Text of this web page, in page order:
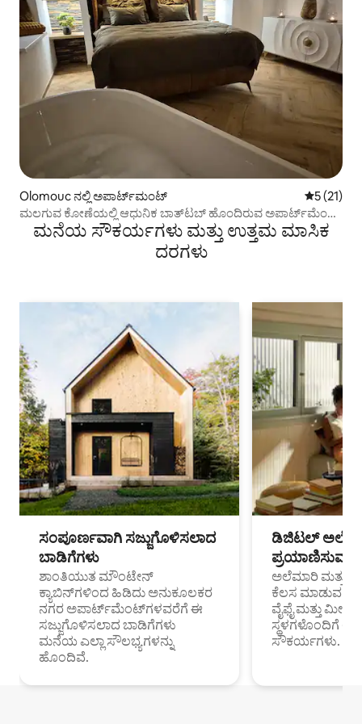
Olomouc ನಲ್ಲಿ ಅಪಾರ್ಟ್‌ಮಂಟ್ 5 ರಲ್ಲಿ 5
5 (21)
ಮಲಗುವ ಕೋಣೆಯಲ್ಲಿ ಆಧುನಿಕ ಬಾತ್‌ಟಬ್ ಹೊಂದಿರುವ ಅಪಾರ್ಟ್‌ಮೆಂಟ್
ಮನೆಯ ಸೌಕರ್ಯಗಳು ಮತ್ತು ಉತ್ತಮ ಮಾಸಿಕ
ದರಗಳು
ಸಂಪೂರ್ಣವಾಗಿ ಸಜ್ಜುಗೊಳಿಸಲಾದ
ಬಾಡಿಗೆಗಳು
ಶಾಂತಿಯುತ ಮೌಂಟೇನ್
ಕ್ಯಾಬಿನ್‌ಗಳಿಂದ ಹಿಡಿದು ಅನುಕೂಲಕರ
ನಗರ ಅಪಾರ್ಟ್‌ಮೆಂಟ್‌ಗಳವರೆಗೆ ಈ
ಸಜ್ಜುಗೊಳಿಸಲಾದ ಬಾಡಿಗೆಗಳು
ಮನೆಯ ಎಲ್ಲಾ ಸೌಲಭ್ಯಗಳನ್ನು
ಹೊಂದಿವೆ.
ಡಿಜಿಟಲ್
ಪ್ರಯಾಣಿಸುವ
ಅಲೆಮಾರಿ ಮತ್ತು
ಕೆಲಸ ಮಾಡುವ
ವೈಫೈ ಮತ್ತು
ಸ್ಥಳಗಳೊಂದಿಗೆ
ಸೌಕರ್ಯಗಳು.